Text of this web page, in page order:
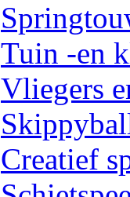
Tuin -en
Vliegers
Creatief